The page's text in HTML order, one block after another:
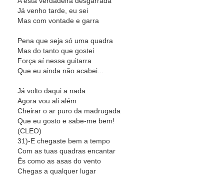
Já venho tarde, eu sei
Mas com vontade e garra
Pena que seja só uma quadra
Mas do tanto que gostei
Força aí nessa guitarra
Que eu ainda não acabei...
Já volto daqui a nada
Agora vou ali além
Cheirar o ar puro da madrugada
Que eu gosto e sabe-me bem!
(CLEO)
31)-E chegaste bem a tempo
Com as tuas quadras encantar
És como as asas do vento
Chegas a qualquer lugar